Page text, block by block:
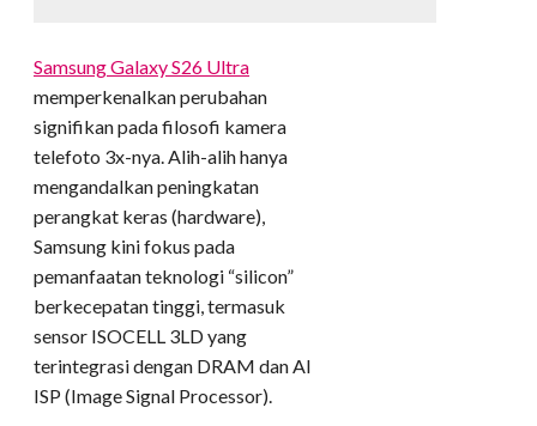
Samsung Galaxy S26 Ultra
memperkenalkan perubahan
signifikan pada filosofi kamera
telefoto 3x-nya. Alih-alih hanya
mengandalkan peningkatan
perangkat keras (hardware),
Samsung kini fokus pada
pemanfaatan teknologi “silicon”
berkecepatan tinggi, termasuk
sensor ISOCELL 3LD yang
terintegrasi dengan DRAM dan AI
ISP (Image Signal Processor).